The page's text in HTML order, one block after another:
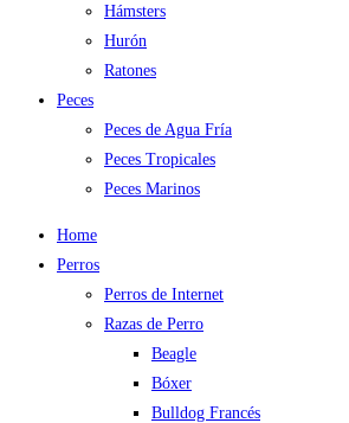
Hámsters
Hurón
Ratones
Peces
Peces de Agua Fría
Peces Tropicales
Peces Marinos
Home
Perros
Perros de Internet
Razas de Perro
Beagle
Bóxer
Bulldog Francés